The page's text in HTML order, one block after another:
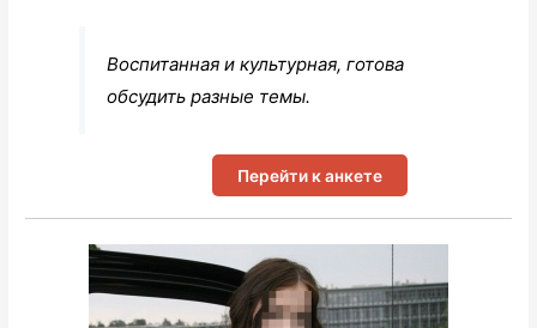
Воспитанная и культурная, готова
обсудить разные темы.
Перейти к анкете